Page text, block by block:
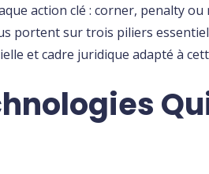
action clé : corner, penalty
portent sur trois piliers
et cadre juridique adapté à